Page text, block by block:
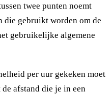
twee punten noemt
die gebruikt worden om de
gebruikelijke algemene
per uur gekeken moet
afstand die je in een